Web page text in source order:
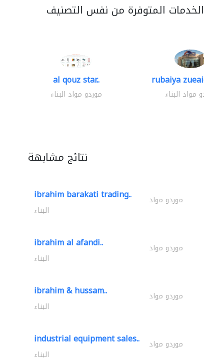
الخدمات المتوفرة من نفس التصنيف
al qouz star..
موردو مواد البناء
rubaiya zueaid
موردو مواد البناء
نتائج مشابهة
ibrahim barakati trading.. موردو مواد
البناء
ibrahim al afandi.. موردو مواد
البناء
ibrahim & hussam.. موردو مواد
البناء
industrial equipment sales.. موردو مواد
البناء